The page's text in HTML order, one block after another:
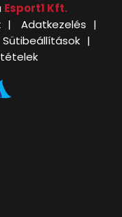
Esport1 Kft.
Adatkezelés
Sütibeállítások